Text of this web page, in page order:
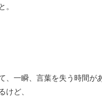
一瞬、言葉を失う時間が
けど、